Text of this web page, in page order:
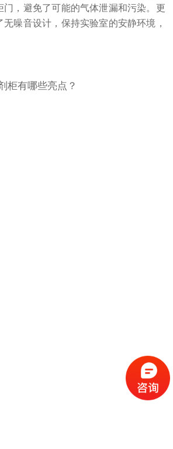
门，避免了可能的气体泄漏和污染。更
噪音设计，保持实验室的安静环境，